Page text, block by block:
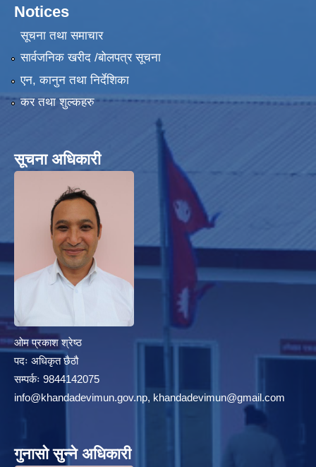
Notices
सूचना तथा समाचार
सार्वजनिक खरीद /बोलपत्र सूचना
एन, कानुन तथा निर्देशिका
कर तथा शुल्कहरु
सूचना अधिकारी
ओम प्रकाश श्रेष्ठ
पदः अधिकृत छैठौ
सम्पर्कः 9844142075
info@khandadevimun.gov.np, khandadevimun@gmail.com
गुनासो सुन्ने अधिकारी